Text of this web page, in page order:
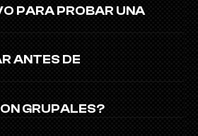
PARA PROBAR UNA
ANTES DE
GRUPALES?